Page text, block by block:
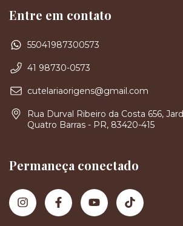
Entre em contato
55041987300573
41 98730-0573
cutelariaorigens@gmail.com
Rua Durval Ribeiro da Costa 656,
Quatro Barras - PR, 83420-415
Permaneça conectado